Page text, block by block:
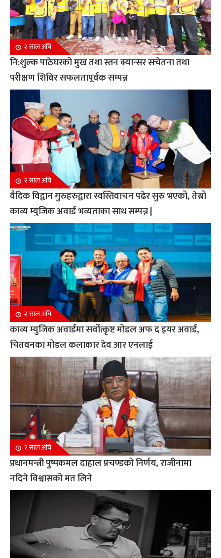
२ साल अघि
नि:शुल्क पाठेघरको मुख तथा स्तन क्यान्सर सचेतना तथा
परीक्षण शिविर सफलतापूर्वक सम्पन्न
२ साल अघि
वैदिक विद्वान गुरुहरुद्वारा स्वस्तिवाचन पढेर सुरु भएको, तेस्रो
काव्य म्युजिक अवार्ड भव्यताका साथ सम्पन्न |
२ साल अघि
काव्य म्युजिक अवार्डमा सर्वोत्कृष्ट मोडल अफ द इयर अवार्ड,
चितवनका मोडल कलाकार देव आर एनलाई
२ साल अघि
प्रधानमन्त्री पुष्पकमल दाहाल प्रचण्डको निर्णय, राजीनामा
नदिने विश्वासको मत लिने